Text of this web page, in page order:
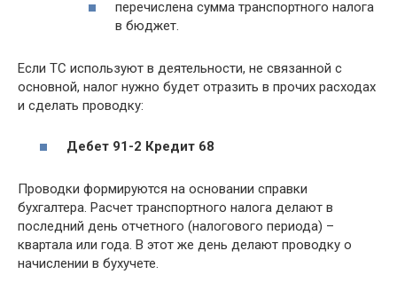
перечислена сумма транспортного налога
в бюджет.
Если ТС используют в деятельности, не связанной с
основной, налог нужно будет отразить в прочих расходах
и сделать проводку:
Дебет 91-2 Кредит 68
Проводки формируются на основании справки
бухгалтера. Расчет транспортного налога делают в
последний день отчетного (налогового периода) –
квартала или года. В этот же день делают проводку о
начислении в бухучете.